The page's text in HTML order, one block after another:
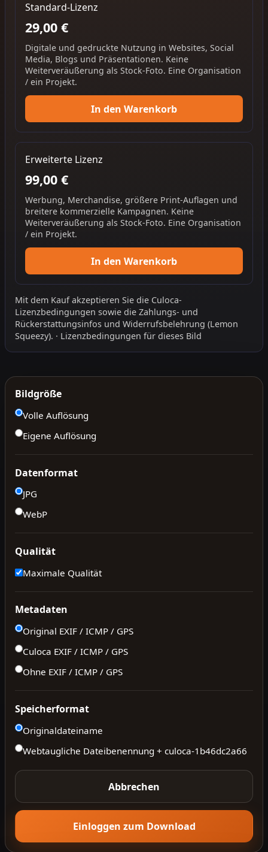
Standard-Lizenz
29,00 €
Digitale und gedruckte Nutzung in Websites, Social
Media, Blogs und Präsentationen. Keine
Weiterveräußerung als Stock-Foto. Eine Organisation
/ ein Projekt.
In den Warenkorb
Erweiterte Lizenz
99,00 €
Werbung, Merchandise, größere Print-Auflagen und
breitere kommerzielle Kampagnen. Keine
Weiterveräußerung als Stock-Foto. Eine Organisation
/ ein Projekt.
In den Warenkorb
Mit dem Kauf akzeptieren Sie die Culoca-
Lizenzbedingungen sowie die Zahlungs- und
Rückerstattungsinfos und Widerrufsbelehrung (Lemon
Squeezy). · Lizenzbedingungen für dieses Bild
Bildgröße
Volle Auflösung
Eigene Auflösung
Datenformat
JPG
WebP
Qualität
Maximale Qualität
Metadaten
Original EXIF / ICMP / GPS
Culoca EXIF / ICMP / GPS
Ohne EXIF / ICMP / GPS
Speicherformat
Originaldateiname
Webtaugliche Dateibenennung + culoca-1b46dc2a66
Abbrechen
Einloggen zum Download